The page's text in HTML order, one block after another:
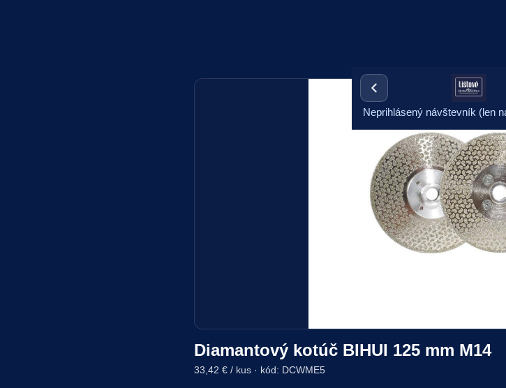
Neprihlásený návštevník (len
Diamantový kotúč BIHUI 125 mm M14
33,42 € / kus · kód: DCWME5